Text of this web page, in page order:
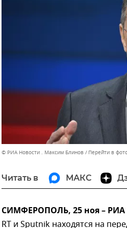
© РИА Новости . Максим Блинов Перейти в
Читать в МАКС
СИМФЕРОПОЛЬ, 25 ноя –
RT и Sputnik находятся на